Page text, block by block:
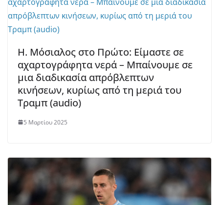
Η. Μόσιαλος στο Πρώτο: Είμαστε σε
αχαρτογράφητα νερά – Μπαίνουμε σε
μια διαδικασία απρόβλεπτων
κινήσεων, κυρίως από τη μεριά του
Τραμπ (audio)
5 Μαρτίου 2025